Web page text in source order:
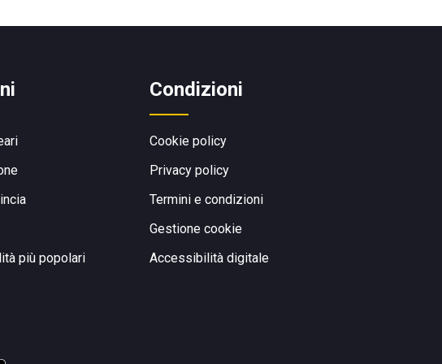
più popolari
Condizioni
Cookie policy
Privacy policy
Termini e condizioni
Gestione cookie
Accessibilità digitale